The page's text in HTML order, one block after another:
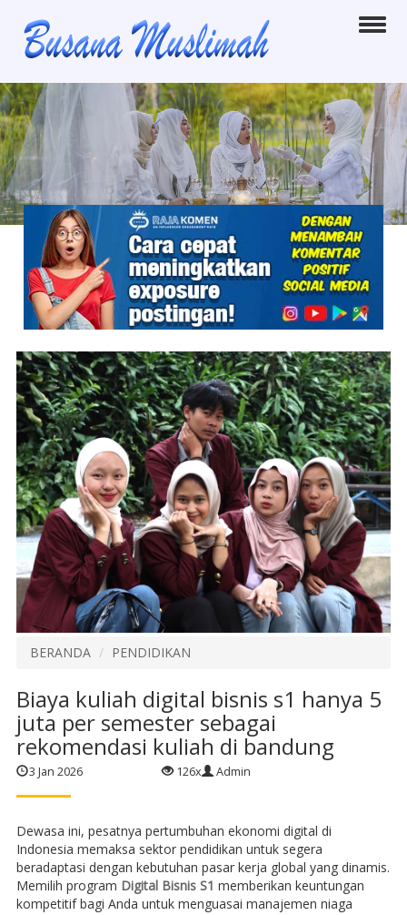
BERANDA PENDIDIKAN
Biaya kuliah digital bisnis s1 hanya 5
juta per semester sebagai
rekomendasi kuliah di bandung
3 Jan 2026 126x Admin
Dewasa ini, pesatnya pertumbuhan ekonomi digital di
Indonesia memaksa sektor pendidikan untuk segera
beradaptasi dengan kebutuhan pasar kerja global yang dinamis.
Memilih program Digital Bisnis S1 memberikan keuntungan
kompetitif bagi Anda untuk menguasai manajemen niaga